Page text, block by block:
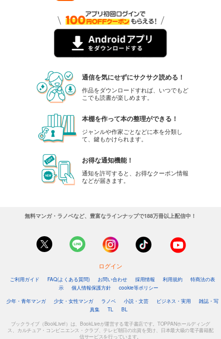
通信を気にせずにサクサク読める！
作品をダウンロードすれば、いつでもど
こでも読書が楽しめます。
本棚を作って本の整理ができる！
ジャンルや作家ごとなどに本を分類し
て、鍵もかけられます。
お得な通知機能！
通知を許可すると、お得なクーポン情報
などが届きます。
無料マンガ・ラノベなど、豊富なラインナップで188万冊以上配信中！
ログイン
ご利用ガイド FAQ(よくある質問) お問い合わせ 採用情報 利用規約
特商法の表
示
個人情報保護方針
cookie等ポリシー
少年・青年マンガ
少女・女性マンガ ラノベ 小説・文芸 ビジネス・実用
雑誌・写
真集
TL BL
ブックライブ（BookLive!）は、BookLiveが運営する電子書店です。TOPPANホールディング
ス、カルチュア・コンビニエンス・クラブ、テレビ朝日の出資を受け、日本最大級の電子書籍配
信サービスを行っています。